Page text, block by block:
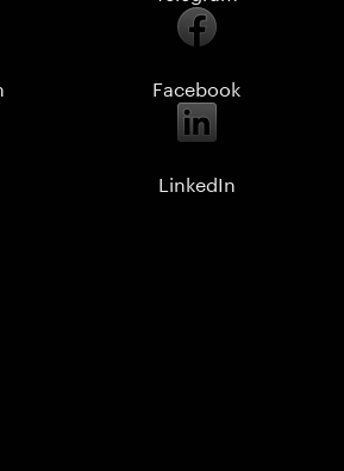
Facebook
LinkedIn